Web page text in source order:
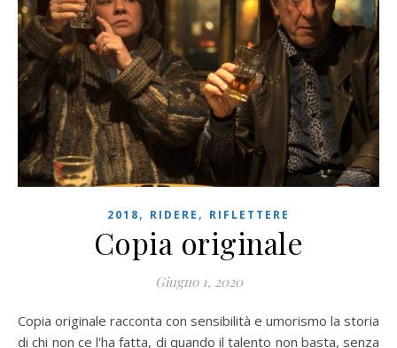
2018, RIDERE , RIFLETTERE
Copia originale
Giugno 1, 2020
Copia originale racconta con sensibilità e umorismo la storia
di chi non ce l'ha fatta, di quando il talento non basta, senza